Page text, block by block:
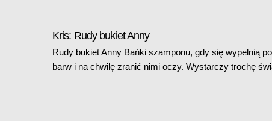
Kris: Rudy bukiet Anny
Rudy bukiet Anny Bańki szamponu, gdy się wypelnią
barw i na chwilę zranić nimi oczy. Wystarczy trochę